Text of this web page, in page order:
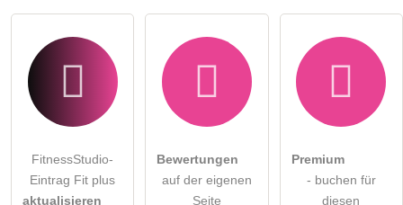
Klicken Sie hier um eine
individuelle Frage
FitnessStudio-Eintrag zu stellen
FitnessStudio-
Eintrag Fit plus
aktualisieren
Bewertungen
auf der eigenen
Seite
Premium
- buchen für
diesen